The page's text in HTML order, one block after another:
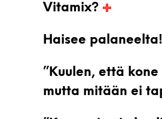
Vitamix?
Haisee palaneelta!
”Kuulen, että
mutta mitään ei